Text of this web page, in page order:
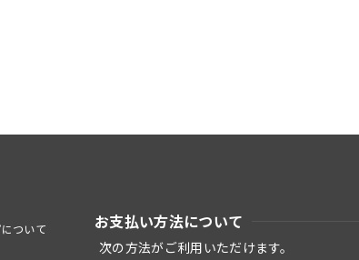
ついて お支払い方法について
次の方法がご利用いただけます。